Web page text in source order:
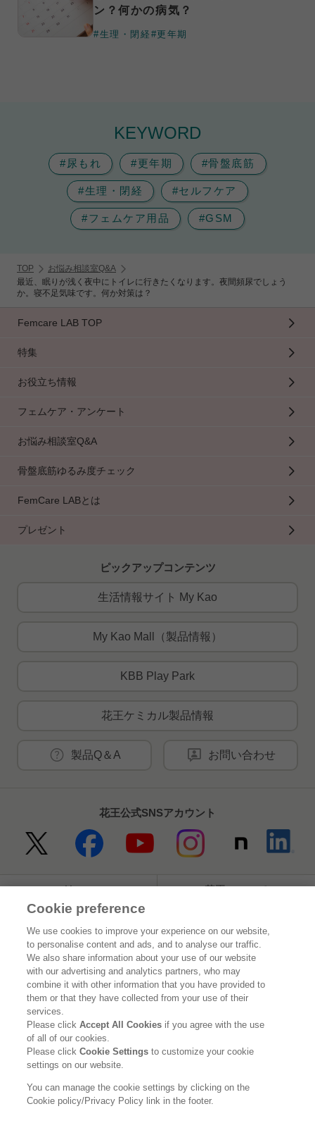
ン？何かの病気？
#生理・閉経 #更年期
KEYWORD
#尿もれ #更年期 #骨盤底筋
#生理・閉経 #セルフケア
#フェムケア用品 #GSM
TOP
お悩み相談室Q&A
最近、眠りが浅く夜中にトイレに行きたくなります。夜間頻尿でしょう
か。寝不足気味です。何か対策は？
Femcare LAB TOP
特集
お役立ち情報
フェムケア・アンケート
お悩み相談室Q&A
骨盤底筋ゆるみ度チェック
FemCare LABとは
プレゼント
ピックアップコンテンツ
生活情報サイト My Kao
My Kao Mall（製品情報）
KBB Play Park
花王ケミカル製品情報
製品Q＆A お問い合わせ
花王公式SNSアカウント
Home 花王について
ブランド 投資家情報
ニュースルーム 採用情報
利用規約 花王のアクセシビリティ 個人情報保護方針
利用者情報の外部送信 ソーシャルメディアポリシー
Cookie preference
We use cookies to improve your experience on our website,
to personalise content and ads, and to analyse our traffic.
We also share information about your use of our website
with our advertising and analytics partners, who may
combine it with other information that you have provided to
them or that they have collected from your use of their
services.
Please clickAccept All Cookies if you agree with the use
of all of our cookies.
Please clickCookie Settingsto customize your cookie
settings on our website.
You can manage the cookie settings by clicking on the
Cookie policy/Privacy Policy link in the footer.